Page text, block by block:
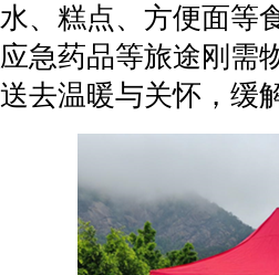
水、糕点、方便面等
应急药品等旅途刚需
送去温暖与关怀，缓